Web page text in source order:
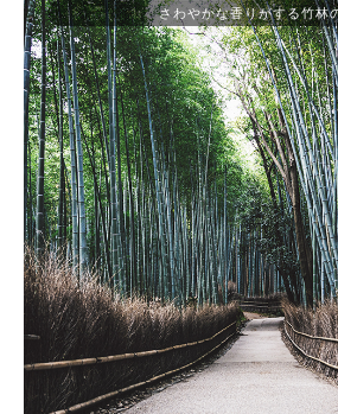
さわやかな香りがする竹林